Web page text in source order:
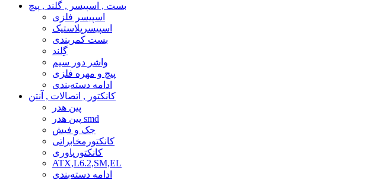
بست , اسپیسر , گلند , پیچ
اسپیسر فلزی
اسپیسرپلاستیک
بست کمربندی
گِلند
واشر دور سیم
پیچ و مهره فلزی
ادامه دسته‌بندی
کانکتور , اتصالات , آنتن
پین هدر
پین هدر smd
جک و فیش
کانکتورمخابراتی
کانکتورپاوری
ATX,L6.2,SM,EL
ادامه دسته‌بندی